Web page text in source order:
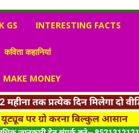
GS INTERESTING FACTS
कविता कहानियां
MONEY